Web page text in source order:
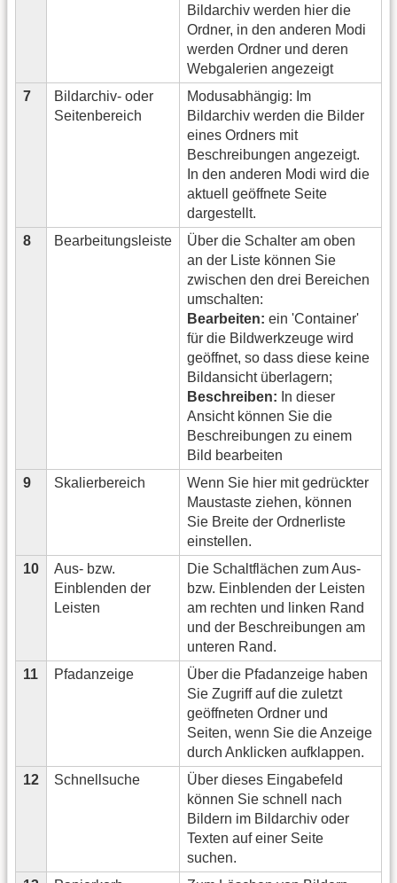
Bildarchiv werden hier die
Ordner, in den anderen Modi
werden Ordner und deren
Webgalerien angezeigt
7
Bildarchiv- oder
Seitenbereich
Modusabhängig: Im
Bildarchiv werden die Bilder
eines Ordners mit
Beschreibungen angezeigt.
In den anderen Modi wird die
aktuell geöffnete Seite
dargestellt.
8
Bearbeitungsleiste
Über die Schalter am oben
an der Liste können Sie
zwischen den drei Bereichen
umschalten:
Bearbeiten: ein 'Container'
für die Bildwerkzeuge wird
geöffnet, so dass diese keine
Bildansicht überlagern;
Beschreiben: In dieser
Ansicht können Sie die
Beschreibungen zu einem
Bild bearbeiten
9
Skalierbereich
Wenn Sie hier mit gedrückter
Maustaste ziehen, können
Sie Breite der Ordnerliste
einstellen.
10
Aus- bzw.
Einblenden der
Leisten
Die Schaltflächen zum Aus-
bzw. Einblenden der Leisten
am rechten und linken Rand
und der Beschreibungen am
unteren Rand.
11
Pfadanzeige
Über die Pfadanzeige haben
Sie Zugriff auf die zuletzt
geöffneten Ordner und
Seiten, wenn Sie die Anzeige
durch Anklicken aufklappen.
12
Schnellsuche
Über dieses Eingabefeld
können Sie schnell nach
Bildern im Bildarchiv oder
Texten auf einer Seite
suchen.